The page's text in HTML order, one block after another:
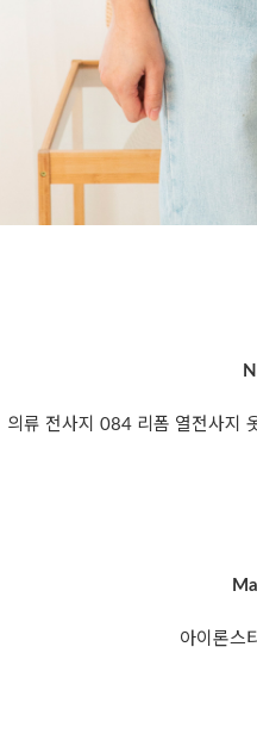
의류 전사지 084 리폼 열전사지
아이론스